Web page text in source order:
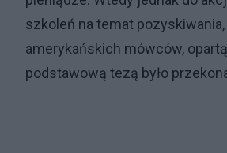
szkoleń na temat
amerykańskich mówców,
podstawową tezą było